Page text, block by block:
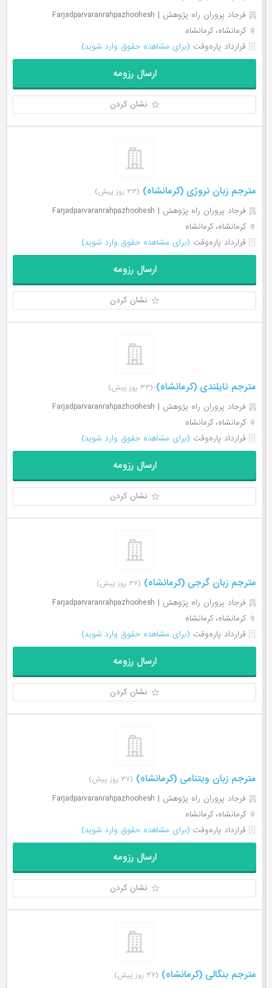
فرجاد پروران راه پژوهش | Farjadparvaranrahpazhoohesh
کرمانشاه، کرمانشاه
قرارداد پاره‌وقت (برای مشاهده حقوق وارد شوید)
ارسال رزومه
نشان کردن
مترجم زبان نروژی (کرمانشاه) (۳۳ روز پیش)
فرجاد پروران راه پژوهش | Farjadparvaranrahpazhoohesh
کرمانشاه، کرمانشاه
قرارداد پاره‌وقت (برای مشاهده حقوق وارد شوید)
ارسال رزومه
نشان کردن
مترجم تایلندی (کرمانشاه) (۳۳ روز پیش)
فرجاد پروران راه پژوهش | Farjadparvaranrahpazhoohesh
کرمانشاه، کرمانشاه
قرارداد پاره‌وقت (برای مشاهده حقوق وارد شوید)
ارسال رزومه
نشان کردن
مترجم زبان گرجی (کرمانشاه) (۳۷ روز پیش)
فرجاد پروران راه پژوهش | Farjadparvaranrahpazhoohesh
کرمانشاه، کرمانشاه
قرارداد پاره‌وقت (برای مشاهده حقوق وارد شوید)
ارسال رزومه
نشان کردن
مترجم زبان ویتنامی (کرمانشاه) (۳۷ روز پیش)
فرجاد پروران راه پژوهش | Farjadparvaranrahpazhoohesh
کرمانشاه، کرمانشاه
قرارداد پاره‌وقت (برای مشاهده حقوق وارد شوید)
ارسال رزومه
نشان کردن
مترجم بنگالی (کرمانشاه) (۳۷ روز پیش)